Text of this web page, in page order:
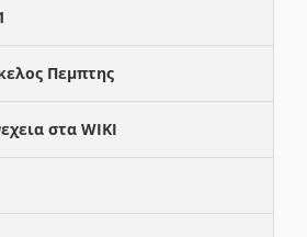
Πεμπτης
στα WIKI